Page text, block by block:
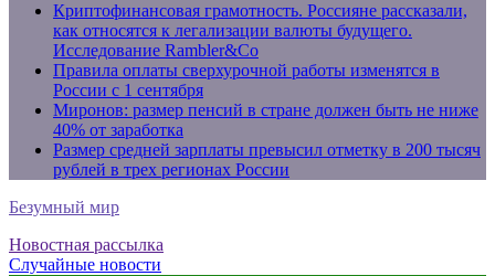
Криптофинансовая грамотность. Россияне рассказали,
как относятся к легализации валюты будущего.
Исследование Rambler&Co
Правила оплаты сверхурочной работы изменятся в
России с 1 сентября
Миронов: размер пенсий в стране должен быть не ниже
40% от заработка
Размер средней зарплаты превысил отметку в 200 тысяч
рублей в трех регионах России
Безумный мир
Новостная рассылка
Случайные новости